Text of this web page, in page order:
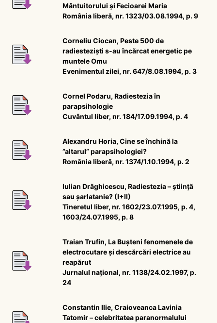
Mântuitorului și Fecioarei Maria
România liberă, nr. 1323/03.08.1994, p. 9
Corneliu Ciocan, Peste 500 de
radiesteziști s-au încărcat energetic pe
muntele Omu
Evenimentul zilei, nr. 647/8.08.1994, p. 3
Cornel Podaru, Radiestezia în
parapsihologie
Cuvântul liber, nr. 184/17.09.1994, p. 4
Alexandru Horia, Cine se închină la
”altarul” parapsihologiei?
România liberă, nr. 1374/1.10.1994, p. 2
Iulian Drăghicescu, Radiestezia – știință
sau șarlatanie? (I+II)
Tineretul liber, nr. 1602/23.07.1995, p. 4,
1603/24.07.1995, p. 8
Traian Trufin, La Bușteni fenomenele de
electrocutare și descărcări electrice au
reapărut
Jurnalul național, nr. 1138/24.02.1997, p.
24
Constantin Ilie, Craioveanca Lavinia
Tatomir – celebritatea paranormalului